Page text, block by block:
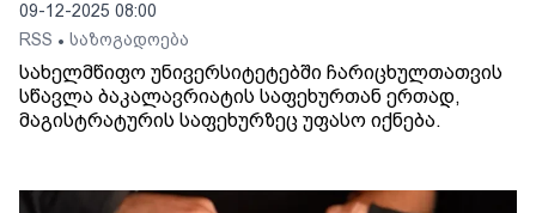
09-12-2025 08:00
RSS • საზოგადოება
სახელმწიფო უნივერსიტეტებში ჩარიცხულთათვის
სწავლა ბაკალავრიატის საფეხურთან ერთად,
მაგისტრატურის საფეხურზეც უფასო იქნება.